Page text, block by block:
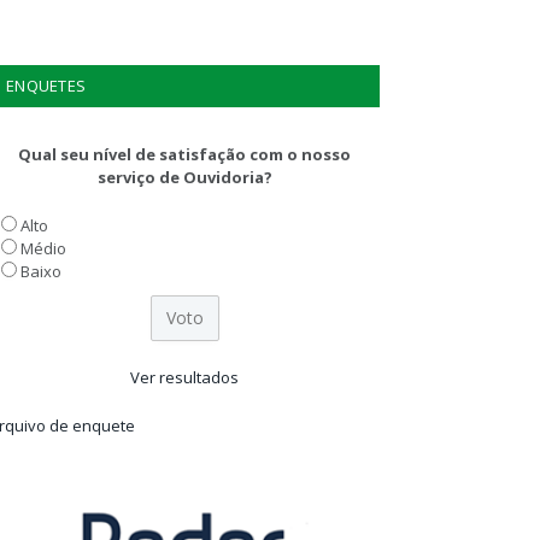
ENQUETES
Qual seu nível de satisfação com o nosso
serviço de Ouvidoria?
Alto
Médio
Baixo
Ver resultados
de enquete